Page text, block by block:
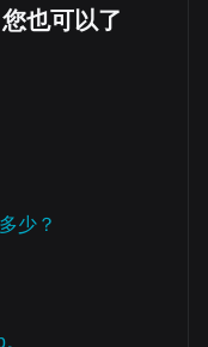
也可以了
少？